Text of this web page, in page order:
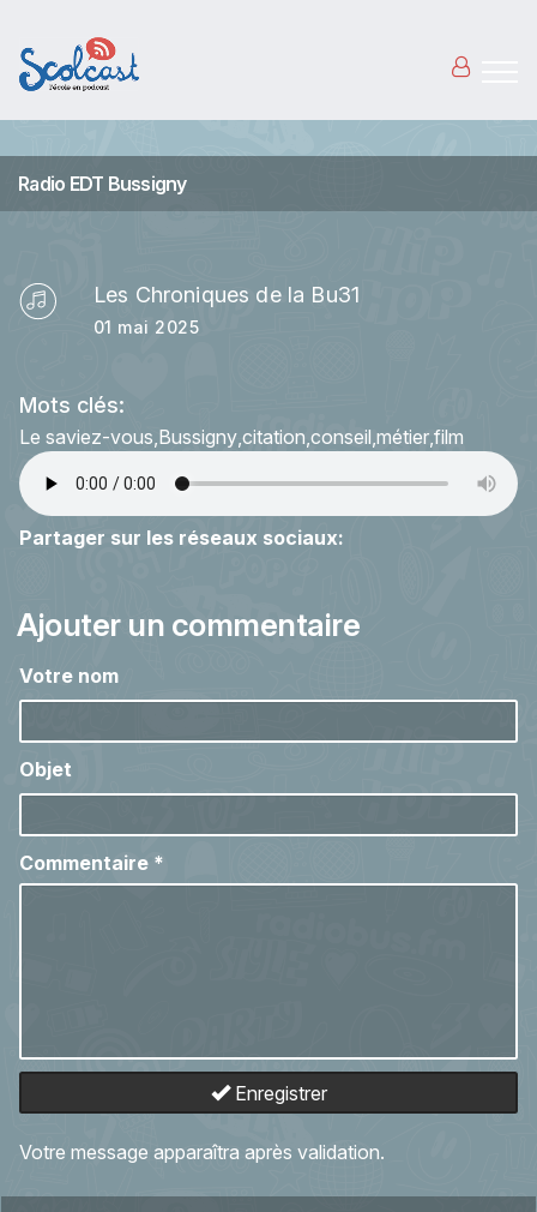
Radio EDT Bussigny
Les Chroniques de la Bu31
01 mai 2025
Mots clés:
Le saviez-vous Bussigny citation conseil métier film
Partager sur les réseaux sociaux:
Ajouter un commentaire
Votre nom
Objet
Commentaire *
Enregistrer
Votre message apparaîtra après validation.